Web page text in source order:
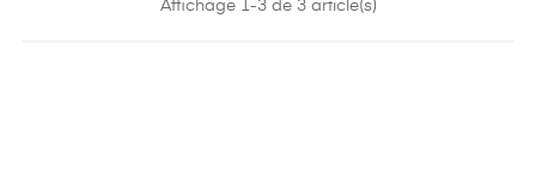
Affichage 1-3 de 3 article(s)